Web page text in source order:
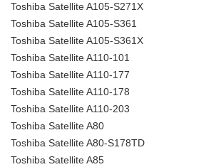
Toshiba Satellite A105-S271X
Toshiba Satellite A105-S361
Toshiba Satellite A105-S361X
Toshiba Satellite A110-101
Toshiba Satellite A110-177
Toshiba Satellite A110-178
Toshiba Satellite A110-203
Toshiba Satellite A80
Toshiba Satellite A80-S178TD
Toshiba Satellite A85